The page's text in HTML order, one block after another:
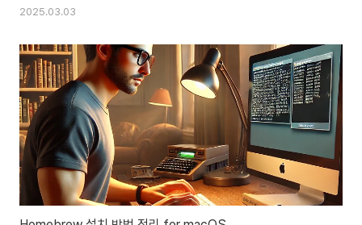
2025.03.03